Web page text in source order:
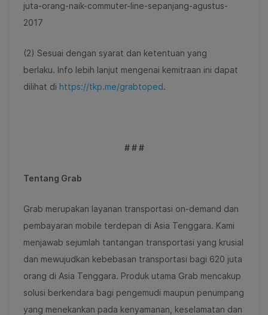
juta-orang-naik-commuter-line-sepanjang-agustus-
2017
(2) Sesuai dengan syarat dan ketentuan yang
berlaku. Info lebih lanjut mengenai kemitraan ini dapat
dilihat di https://tkp.me/grabtoped.
# # #
Tentang Grab
Grab merupakan layanan transportasi on-demand dan
pembayaran mobile terdepan di Asia Tenggara. Kami
menjawab sejumlah tantangan transportasi yang krusial
dan mewujudkan kebebasan transportasi bagi 620 juta
orang di Asia Tenggara. Produk utama Grab mencakup
solusi berkendara bagi pengemudi maupun penumpang
yang menekankan pada kenyamanan, keselamatan dan